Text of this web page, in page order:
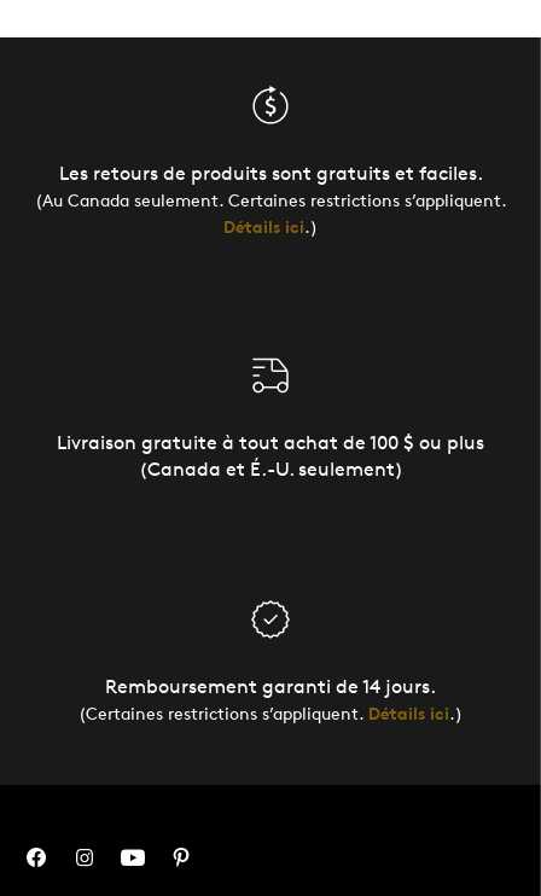
Les retours de produits sont gratuits et faciles.
(Au Canada seulement. Certaines restrictions s’appliquent.
Détails ici.)
Livraison gratuite à tout achat de 100 $ ou plus
(Canada et É.-U. seulement)
Remboursement garanti de 14 jours.
(Certaines restrictions s’appliquent. Détails ici.)